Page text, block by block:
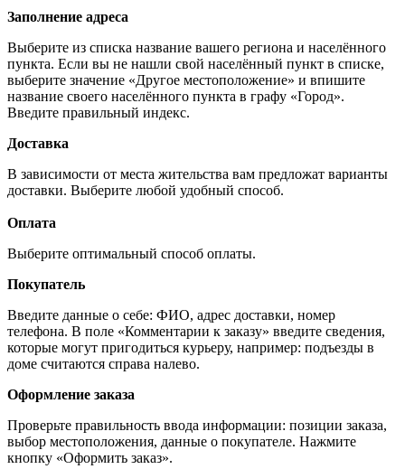
Заполнение адреса
Выберите из списка название вашего региона и населённого
пункта. Если вы не нашли свой населённый пункт в списке,
выберите значение «Другое местоположение» и впишите
название своего населённого пункта в графу «Город».
Введите правильный индекс.
Доставка
В зависимости от места жительства вам предложат варианты
доставки. Выберите любой удобный способ.
Оплата
Выберите оптимальный способ оплаты.
Покупатель
Введите данные о себе: ФИО, адрес доставки, номер
телефона. В поле «Комментарии к заказу» введите сведения,
которые могут пригодиться курьеру, например: подъезды в
доме считаются справа налево.
Оформление заказа
Проверьте правильность ввода информации: позиции заказа,
выбор местоположения, данные о покупателе. Нажмите
кнопку «Оформить заказ».